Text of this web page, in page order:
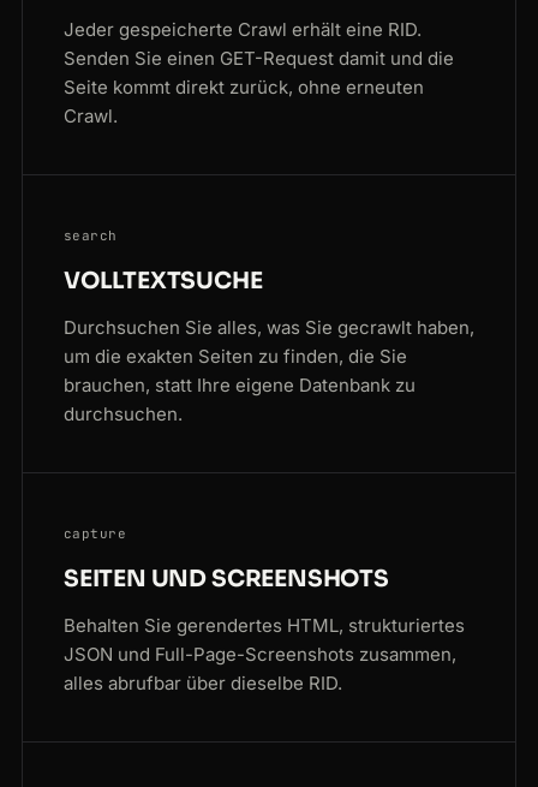
Jeder gespeicherte Crawl erhält eine RID.
Senden Sie einen GET-Request damit und die
Seite kommt direkt zurück, ohne erneuten
Crawl.
search
VOLLTEXTSUCHE
Durchsuchen Sie alles, was Sie gecrawlt haben,
um die exakten Seiten zu finden, die Sie
brauchen, statt Ihre eigene Datenbank zu
durchsuchen.
capture
SEITEN UND SCREENSHOTS
Behalten Sie gerendertes HTML, strukturiertes
JSON und Full-Page-Screenshots zusammen,
alles abrufbar über dieselbe RID.